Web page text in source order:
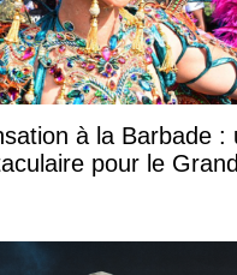
à la Barbade :
pour le